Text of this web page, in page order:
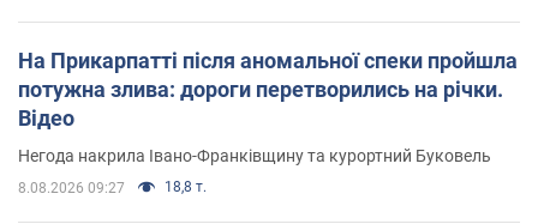
На Прикарпатті після аномальної спеки пройшла
потужна злива: дороги перетворились на річки.
Відео
Негода накрила Івано-Франківщину та курортний Буковель
8.08.2026 09:27 18,8 т.